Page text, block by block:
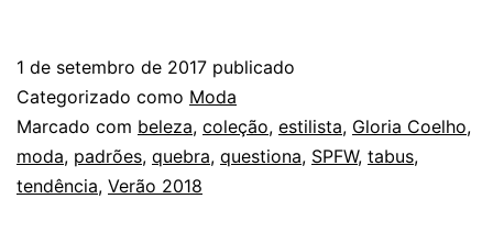
GLORIA
COELHO
1 de setembro de 2017 publicado
Categorizado como Moda
Marcado com beleza, coleção, estilista, Gloria Coelho,
moda, padrões, quebra, questiona, SPFW, tabus,
tendência, Verão 2018